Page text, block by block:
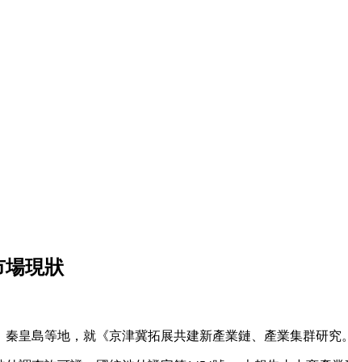
場現狀
島等地，就《京津冀拓展共建新產業鏈、產業集群研究